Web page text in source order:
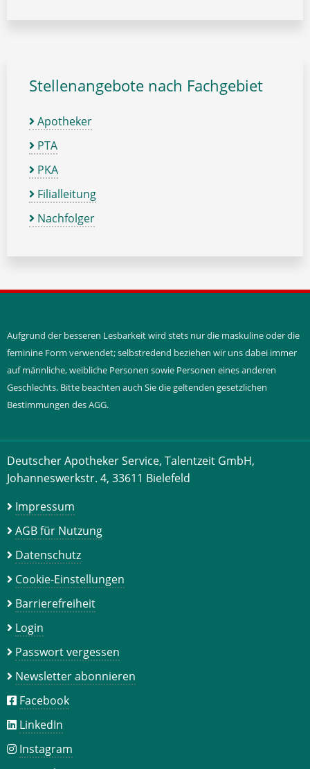
Stellenangebote nach Fachgebiet
Apotheker
PTA
PKA
Filialleitung
Nachfolger
Aufgrund der besseren Lesbarkeit wird stets nur die maskuline oder die
feminine Form verwendet; selbstredend beziehen wir uns dabei immer
auf männliche, weibliche Personen sowie Personen eines anderen
Geschlechts. Bitte beachten auch Sie die geltenden gesetzlichen
Bestimmungen des AGG.
Deutscher Apotheker Service, Talentzeit GmbH,
Johanneswerkstr. 4, 33611 Bielefeld
Impressum
AGB für Nutzung
Datenschutz
Cookie-Einstellungen
Barrierefreiheit
Login
Passwort vergessen
Newsletter abonnieren
Facebook
LinkedIn
Instagram